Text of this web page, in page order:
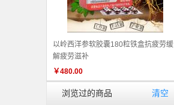
以岭西洋参软胶囊180粒铁盒抗疲劳缓
解疲劳滋补
￥480.00
浏览过的商品 清空